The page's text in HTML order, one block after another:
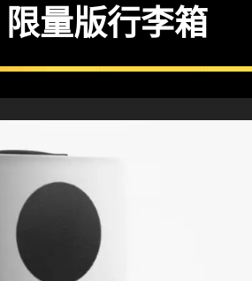
限量版行李箱